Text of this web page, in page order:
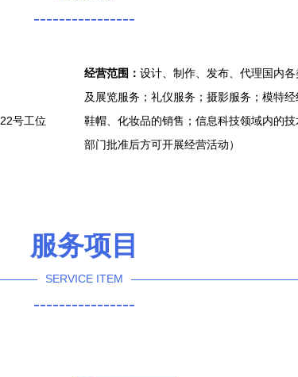
----------------
号工位
经营范围： 设计、制作、发布、代理国内
及展览服务；礼仪服务；摄影服务；模特
鞋帽、化妆品的销售；信息科技领域内的
部门批准后方可开展经营活动）
服务项目
SERVICE ITEM
----------------